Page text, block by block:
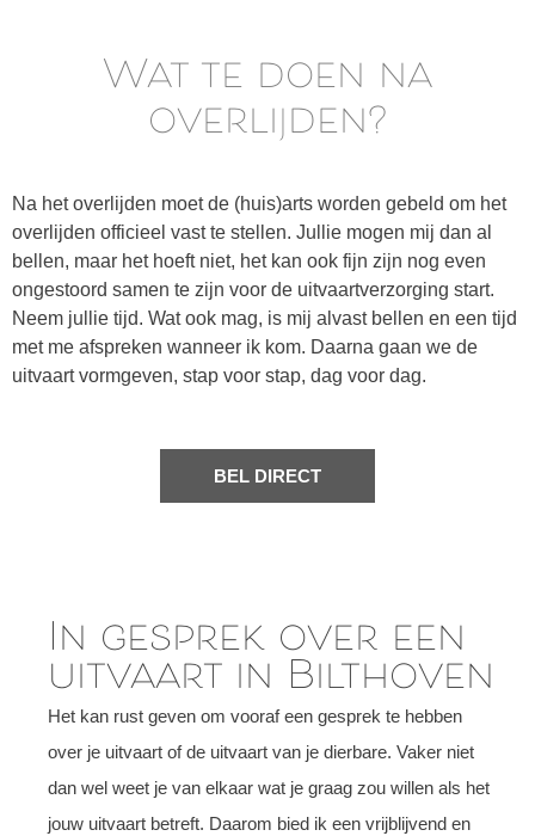
Wat te doen na
overlijden?
Na het overlijden moet de (huis)arts worden gebeld om het
overlijden officieel vast te stellen. Jullie mogen mij dan al
bellen, maar het hoeft niet, het kan ook fijn zijn nog even
ongestoord samen te zijn voor de uitvaartverzorging start.
Neem jullie tijd. Wat ook mag, is mij alvast bellen en een tijd
met me afspreken wanneer ik kom. Daarna gaan we de
uitvaart vormgeven, stap voor stap, dag voor dag.
BEL DIRECT
In gesprek over een
uitvaart in Bilthoven
Het kan rust geven om vooraf een gesprek te hebben
over je uitvaart of de uitvaart van je dierbare. Vaker niet
dan wel weet je van elkaar wat je graag zou willen als het
jouw uitvaart betreft. Daarom bied ik een vrijblijvend en